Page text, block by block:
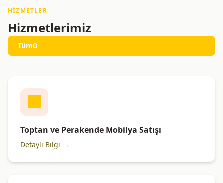
HIZMETLER
Hizmetlerimiz
Tümü
Toptan ve Perakende Mobilya Satışı
Detaylı Bilgi →